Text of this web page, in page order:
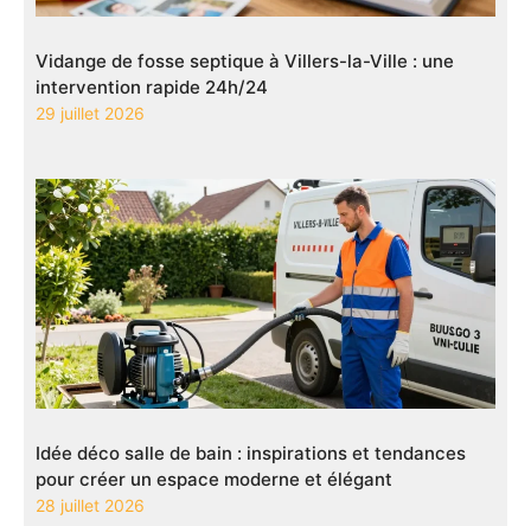
Vidange de fosse septique à Villers-la-Ville : une
intervention rapide 24h/24
29 juillet 2026
Idée déco salle de bain : inspirations et tendances
pour créer un espace moderne et élégant
28 juillet 2026